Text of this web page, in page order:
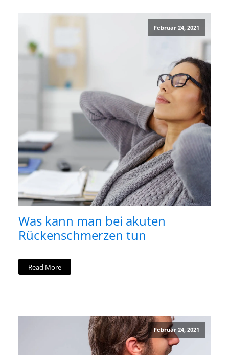
Februar 24, 2021
Was kann man bei akuten
Rückenschmerzen tun
Read More
Februar 24, 2021